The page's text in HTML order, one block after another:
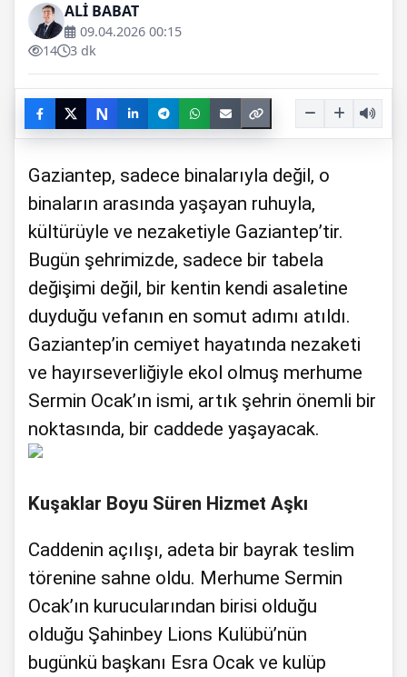
ALİ BABAT
09.04.2026 00:15
14
3 dk
N
Gaziantep, sadece binalarıyla değil, o
binaların arasında yaşayan ruhuyla,
kültürüyle ve nezaketiyle Gaziantep’tir.
Bugün şehrimizde, sadece bir tabela
değişimi değil, bir kentin kendi asaletine
duyduğu vefanın en somut adımı atıldı.
Gaziantep’in cemiyet hayatında nezaketi
ve hayırseverliğiyle ekol olmuş merhume
Sermin Ocak’ın ismi, artık şehrin önemli bir
noktasında, bir caddede yaşayacak.
Kuşaklar Boyu Süren Hizmet Aşkı
Caddenin açılışı, adeta bir bayrak teslim
törenine sahne oldu. Merhume Sermin
Ocak’ın kurucularından birisi olduğu
olduğu Şahinbey Lions Kulübü’nün
bugünkü başkanı Esra Ocak ve kulüp